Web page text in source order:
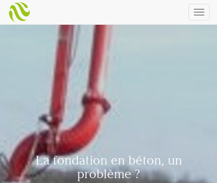
La fondation en béton, un
problème ?